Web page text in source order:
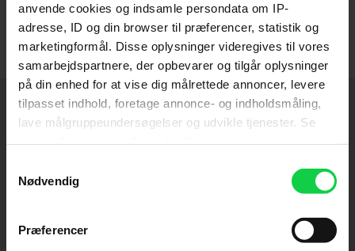
anvende cookies og indsamle persondata om IP-
adresse, ID og din browser til præferencer, statistik og
marketingformål. Disse oplysninger videregives til vores
samarbejdspartnere, der opbevarer og tilgår oplysninger
på din enhed for at vise dig målrettede annoncer, levere
tilpasset indhold, foretage annonce- og indholdsmåling,
lave målgruppeundersøgelser og udvikle tjenester. Se
tilbage eller ændre indstillinger fra vores
"Cookiedeklaration", eller ved at trykke på "Privacy
Nødvendig
Præferencer
med det danske, historie drama 'Et bedre liv'.
Foto: Kenneth Nquyen.
Instruktion
Før frosten